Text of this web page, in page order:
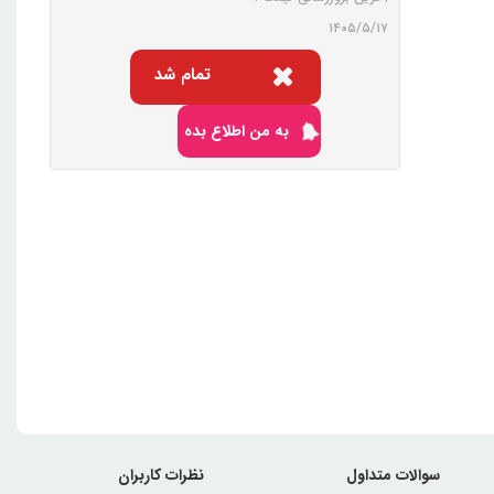
۱۴۰۵/۵/۱۷
تمام شد
به من اطلاع بده
سوالات متداول نظرات کاربران